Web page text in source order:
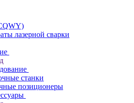
лазерной сварки
станки
позиционеры